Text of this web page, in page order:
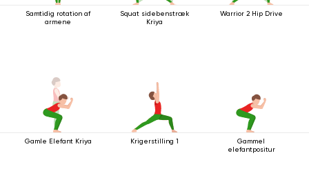
Samtidig rotation af
armene
Squat sidebenstræk
Kriya
Warrior 2 Hip Drive
Gamle Elefant Kriya Krigerstilling 1
Gammel
elefantpositur